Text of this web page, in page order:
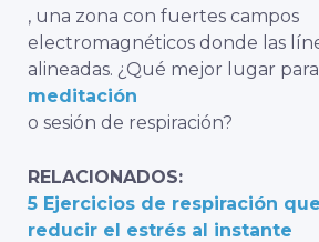
, una zona con fuertes campos
electromagnéticos donde las
alineadas. ¿Qué mejor lugar para
meditación
o sesión de respiración?
RELACIONADOS:
5 Ejercicios de respiración
reducir el estrés al instante